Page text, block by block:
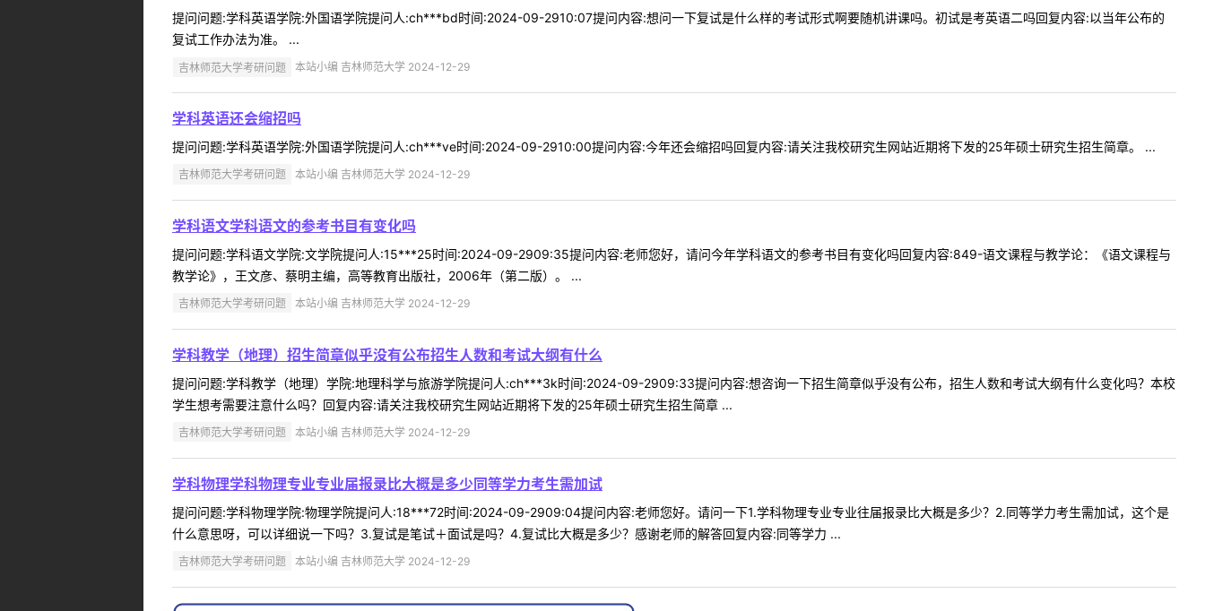
提问问题:学科英语学院:外国语学院提问人:ch***bd时间:2024-09-2910:07提问内容:想问一下复试是什么样的考试形式啊要随机讲课吗。初试是考英语二吗回复内容:以当年公布的
复试工作办法为准。 ...
吉林师范大学考研问题 本站小编 吉林师范大学 2024-12-29
学科英语还会缩招吗
提问问题:学科英语学院:外国语学院提问人:ch***ve时间:2024-09-2910:00提问内容:今年还会缩招吗回复内容:请关注我校研究生网站近期将下发的25年硕士研究生招生简章。 ...
吉林师范大学考研问题 本站小编 吉林师范大学 2024-12-29
学科语文学科语文的参考书目有变化吗
提问问题:学科语文学院:文学院提问人:15***25时间:2024-09-2909:35提问内容:老师您好，请问今年学科语文的参考书目有变化吗回复内容:849-语文课程与教学论：《语文课程与
教学论》，王文彦、蔡明主编，高等教育出版社，2006年（第二版）。 ...
吉林师范大学考研问题 本站小编 吉林师范大学 2024-12-29
学科教学（地理）招生简章似乎没有公布招生人数和考试大纲有什么
提问问题:学科教学（地理）学院:地理科学与旅游学院提问人:ch***3k时间:2024-09-2909:33提问内容:想咨询一下招生简章似乎没有公布，招生人数和考试大纲有什么变化吗？本校
学生想考需要注意什么吗？回复内容:请关注我校研究生网站近期将下发的25年硕士研究生招生简章 ...
吉林师范大学考研问题 本站小编 吉林师范大学 2024-12-29
学科物理学科物理专业专业届报录比大概是多少同等学力考生需加试
提问问题:学科物理学院:物理学院提问人:18***72时间:2024-09-2909:04提问内容:老师您好。请问一下1.学科物理专业专业往届报录比大概是多少？2.同等学力考生需加试，这个是
什么意思呀，可以详细说一下吗？3.复试是笔试＋面试是吗？4.复试比大概是多少？感谢老师的解答回复内容:同等学力 ...
吉林师范大学考研问题 本站小编 吉林师范大学 2024-12-29